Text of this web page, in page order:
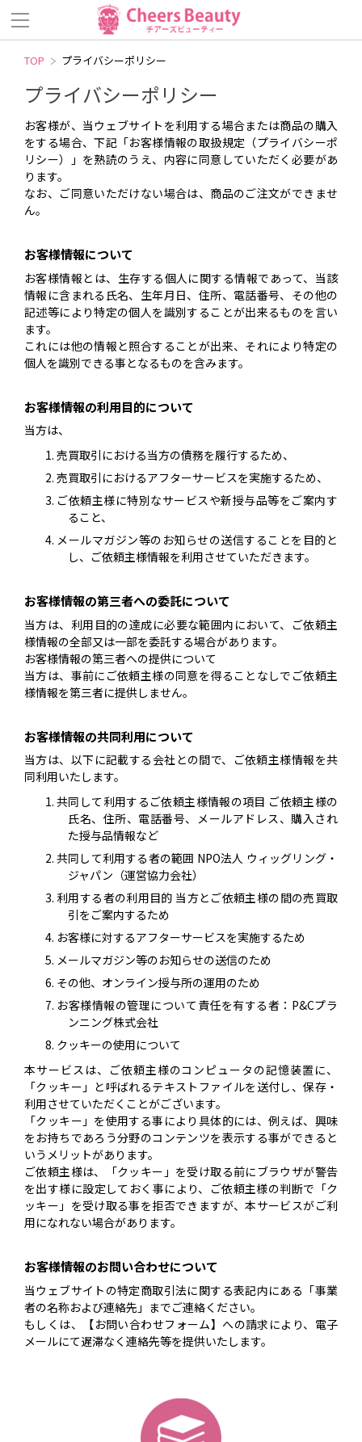
TOP プライバシーポリシー
プライバシーポリシー
お客様が、当ウェブサイトを利用する場合または商品の購入
をする場合、下記「お客様情報の取扱規定（プライバシーポ
リシー）」を熟読のうえ、内容に同意していただく必要があ
ります。
なお、ご同意いただけない場合は、商品のご注文ができませ
ん。
お客様情報について
お客様情報とは、生存する個人に関する情報であって、当該
情報に含まれる氏名、生年月日、住所、電話番号、その他の
記述等により特定の個人を識別することが出来るものを言い
ます。
これには他の情報と照合することが出来、それにより特定の
個人を識別できる事となるものを含みます。
お客様情報の利用目的について
当方は、
売買取引における当方の債務を履行するため、
売買取引におけるアフターサービスを実施するため、
ご依頼主様に特別なサービスや新授与品等をご案内す
ること、
メールマガジン等のお知らせの送信することを目的と
し、ご依頼主様情報を利用させていただきます。
お客様情報の第三者への委託について
当方は、利用目的の達成に必要な範囲内において、ご依頼主
様情報の全部又は一部を委託する場合があります。
お客様情報の第三者への提供について
当方は、事前にご依頼主様の同意を得ることなしでご依頼主
様情報を第三者に提供しません。
お客様情報の共同利用について
当方は、以下に記載する会社との間で、ご依頼主様情報を共
同利用いたします。
共同して利用するご依頼主様情報の項目 ご依頼主様の
氏名、住所、電話番号、メールアドレス、購入され
た授与品情報など
共同して利用する者の範囲 NPO法人 ウィッグリング・
ジャパン（運営協力会社）
利用する者の利用目的 当方とご依頼主様の間の売買取
引をご案内するため
お客様に対するアフターサービスを実施するため
メールマガジン等のお知らせの送信のため
その他、オンライン授与所の運用のため
お客様情報の管理について責任を有する者：P&Cプラ
ンニング株式会社
クッキーの使用について
本サービスは、ご依頼主様のコンピュータの記憶装置に、
「クッキー」と呼ばれるテキストファイルを送付し、保存・
利用させていただくことがございます。
「クッキー」を使用する事により具体的には、例えば、興味
をお持ちであろう分野のコンテンツを表示する事ができると
いうメリットがあります。
ご依頼主様は、「クッキー」を受け取る前にブラウザが警告
を出す様に設定しておく事により、ご依頼主様の判断で「ク
ッキー」を受け取る事を拒否できますが、本サービスがご利
用になれない場合があります。
お客様情報のお問い合わせについて
当ウェブサイトの特定商取引法に関する表記内にある「事業
者の名称および連絡先」までご連絡ください。
もしくは、【お問い合わせフォーム】への請求により、電子
メールにて遅滞なく連絡先等を提供いたします。